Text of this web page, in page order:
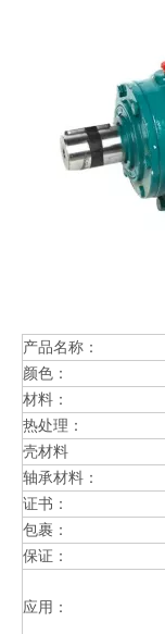
产品名称：
颜色：
材料：
热处理：
壳材料
轴承材料：
证书：
包裹：